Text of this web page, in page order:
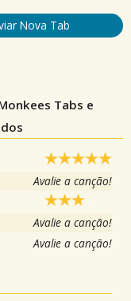
Nova Tab
Tabs e
Avalie a canção!
Avalie a canção!
Avalie a canção!